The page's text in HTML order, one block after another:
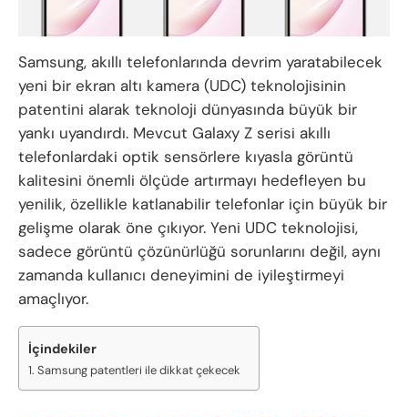
Samsung, akıllı telefonlarında devrim yaratabilecek
yeni bir ekran altı kamera (UDC) teknolojisinin
patentini alarak teknoloji dünyasında büyük bir
yankı uyandırdı. Mevcut Galaxy Z serisi akıllı
telefonlardaki optik sensörlere kıyasla görüntü
kalitesini önemli ölçüde artırmayı hedefleyen bu
yenilik, özellikle katlanabilir telefonlar için büyük bir
gelişme olarak öne çıkıyor. Yeni UDC teknolojisi,
sadece görüntü çözünürlüğü sorunlarını değil, aynı
zamanda kullanıcı deneyimini de iyileştirmeyi
amaçlıyor.
İçindekiler
Samsung patentleri ile dikkat çekecek